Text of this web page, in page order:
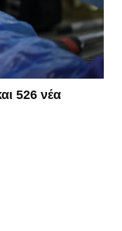
526 νέα